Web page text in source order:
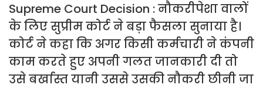
Supreme Court Decision : नौकरीपेशा वालों
के लिए सुप्रीम कोर्ट ने बड़ा फैसला सुनाया है।
कोर्ट ने कहा कि अगर किसी कर्मचारी ने कंपनी
काम करते हुए अपनी गलत जानकारी दी तो
उसे बर्खास्त यानी उससे उसकी नौकरी छीनी जा